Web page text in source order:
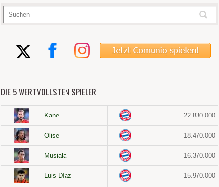
DIE 5 WERTVOLLSTEN SPIELER
Kane 22.830.000
Olise 18.470.000
Musiala 16.370.000
Luis Díaz 15.970.000